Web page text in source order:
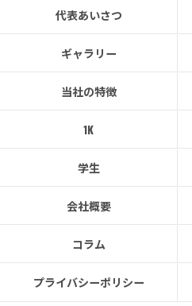
代表あいさつ
ギャラリー
当社の特徴
1K
学生
会社概要
コラム
プライバシーポリシー